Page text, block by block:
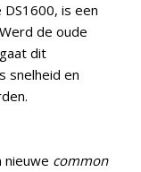
is een
de oude
dit
snelheid en
nieuwe common